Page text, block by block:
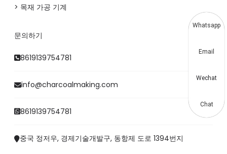
> 목재 가공 기계
문의하기
8619139754781
info@charcoalmaking.com
8619139754781
중국 정저우, 경제기술개발구, 동항제 도로 1394번지
Whatsapp
Email
Wechat
Chat